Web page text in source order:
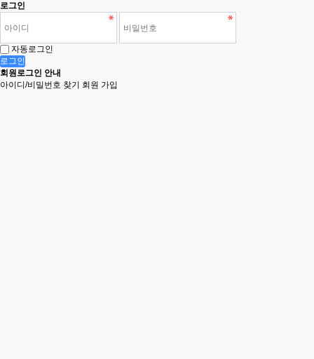
로그인
자동로그인
로그인
회원로그인 안내
아이디/비밀번호 찾기
회원 가입